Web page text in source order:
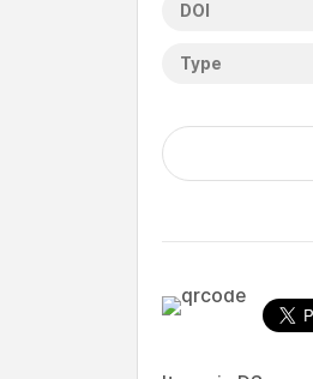
DOI
Type